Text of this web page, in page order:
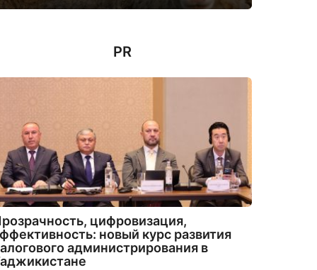
PR
цифровизация,
новый курс развития
администрирования в